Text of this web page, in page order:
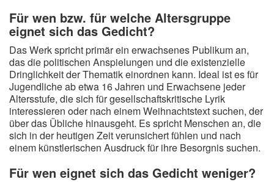
Für wen bzw. für welche Altersgruppe
eignet sich das Gedicht?
Das Werk spricht primär ein erwachsenes Publikum an,
das die politischen Anspielungen und die existenzielle
Dringlichkeit der Thematik einordnen kann. Ideal ist es für
Jugendliche ab etwa 16 Jahren und Erwachsene jeder
Altersstufe, die sich für gesellschaftskritische Lyrik
interessieren oder nach einem Weihnachtstext suchen, der
über das Übliche hinausgeht. Es spricht Menschen an, die
sich in der heutigen Zeit verunsichert fühlen und nach
einem künstlerischen Ausdruck für ihre Besorgnis suchen.
Für wen eignet sich das Gedicht weniger?